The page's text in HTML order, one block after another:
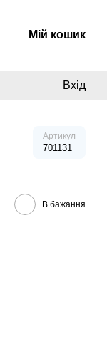
Мій кошик
Вхід
Артикул
701131
В бажання